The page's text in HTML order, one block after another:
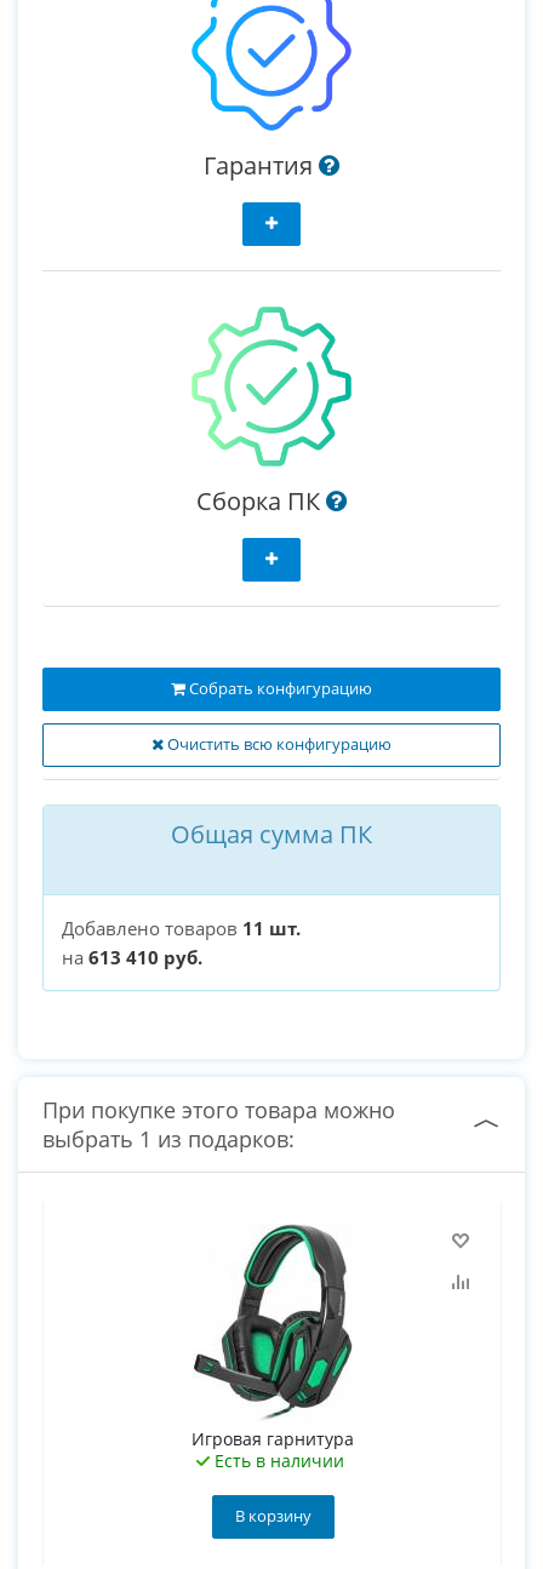
Гарантия
Сборка ПК
Очистить всю конфигурацию
Собрать конфигурацию
Общая сумма ПК
Добавлено товаров 11 шт.
на 613 410 руб.
При покупке этого товара можно
выбрать 1 из подарков:
Игровая гарнитура
Есть в наличии
В корзину